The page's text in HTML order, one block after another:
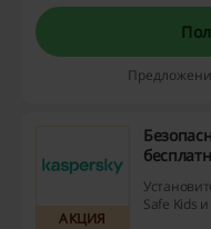
подошел,
АКЦИЯ
Safe Kids